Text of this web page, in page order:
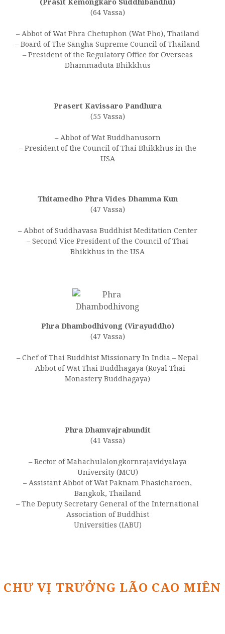
(64 Vassa)
– Abbot of Wat Phra Chetuphon (Wat Pho), Thailand
– Board of The Sangha Supreme Council of Thailand
– President of the Regulatory Office for Overseas
Dhammaduta Bhikkhus
Prasert Kavissaro Pandhura
(55 Vassa)
– Abbot of Wat Buddhanusorn
– President of the Council of Thai Bhikkhus in the
USA
Thitamedho Phra Vides Dhamma Kun
(47 Vassa)
– Abbot of Suddhavasa Buddhist Meditation Center
– Second Vice President of the Council of Thai
Bhikkhus in the USA
Phra Dhambodhivong (Virayuddho)
(47 Vassa)
– Chef of Thai Buddhist Missionary In India – Nepal
– Abbot of Wat Thai Buddhagaya (Royal Thai
Monastery Buddhagaya)
Phra Dhamvajrabundit
(41 Vassa)
– Rector of Mahachulalongkornrajavidyalaya
University (MCU)
– Assistant Abbot of Wat Paknam Phasicharoen,
Bangkok, Thailand
– The Deputy Secretary General of the International
Association of Buddhist
Universities (IABU)
CHƯ VỊ TRƯỞNG LÃO CAO MIÊN